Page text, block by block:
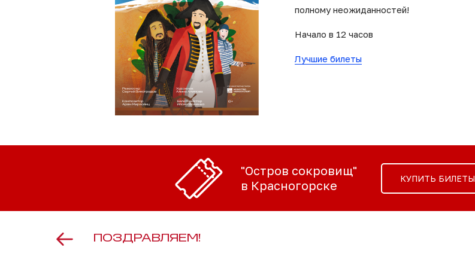
полному неожиданностей!
Начало в 12 часов
Лучшие билеты
"Остров сокровищ"
в Красногорске
КУПИТЬ БИЛЕТЫ
ПОЗДРАВЛЯЕМ!